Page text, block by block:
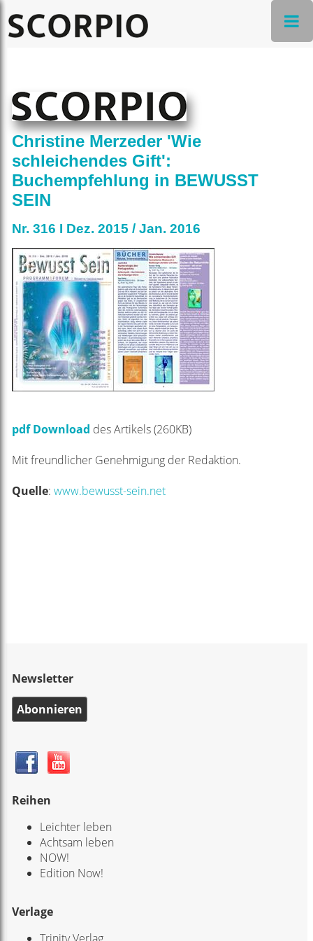
Christine Merzeder 'Wie
schleichendes Gift':
Buchempfehlung in BEWUSST
SEIN
Nr. 316 I Dez. 2015 / Jan. 2016
pdf Download des Artikels (260KB)
Mit freundlicher Genehmigung der Redaktion.
Quelle: www.bewusst-sein.net
Newsletter
Abonnieren
Reihen
Leichter leben
Achtsam leben
NOW!
Edition Now!
Verlage